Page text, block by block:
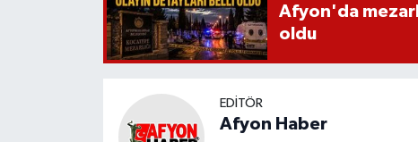
Afyon'da
oldu
EDITÖR
Afyon Haber